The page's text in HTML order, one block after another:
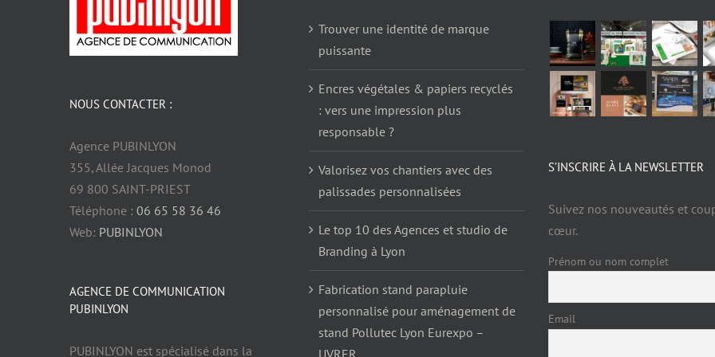
NOUS CONTACTER :
Agence PUBINLYON
355, Allée Jacques Monod
69 800 SAINT-PRIEST
Téléphone : 06 65 58 36 46
Web: PUBINLYON
AGENCE DE COMMUNICATION
PUBINLYON
PUBINLYON est spécialisé dans la
Trouver une identité de marque
puissante
Encres végétales & papiers recyclés
: vers une impression plus
responsable ?
Valorisez vos chantiers avec des
palissades personnalisées
Le top 10 des Agences et studio de
Branding à Lyon
Fabrication stand parapluie
personnalisé pour aménagement de
stand Pollutec Lyon Eurexpo –
UVRER
S’INSCRIRE À LA NEWSLETTER
Suivez nos nouveautés et
cœur.
Prénom ou nom complet
Email